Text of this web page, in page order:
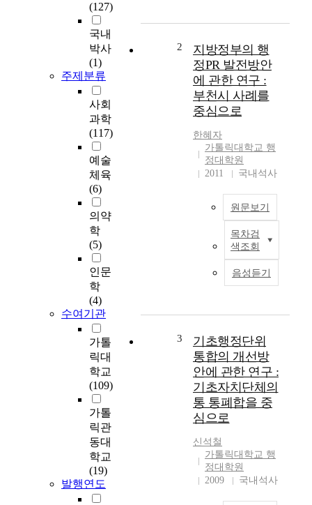
(127)
국내
박사
(1)
주제분류
사회
과학
(117)
예술
체육
(6)
의약
학
(5)
인문
학
(4)
수여기관
가톨
릭대
학교
(109)
가톨
릭관
동대
학교
(19)
발행연도
2
지방정부의 행
정PR 발전방안
에 관한 연구 :
부천시 사례를
중심으로
한혜자
가톨릭대학교 행
정대학원
2011
국내석사
원문보기
목차검
색조회
음성듣기
3
기초행정단위
통합의 개선방
안에 관한 연구 :
기초자치단체의
통 통폐합을 중
심으로
신석철
가톨릭대학교 행
정대학원
2009
국내석사